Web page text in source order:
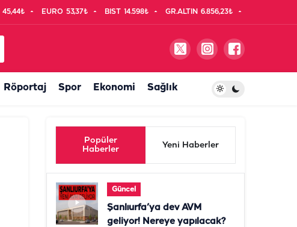
45,44₺ EURO 53,37₺ BIST 14.598₺ GR.ALTIN 6.856,23₺
Röportaj Spor Ekonomi Sağlık
Popüler
Haberler
Yeni Haberler
Güncel
Şanlıurfa’ya dev AVM
geliyor! Nereye yapılacak?